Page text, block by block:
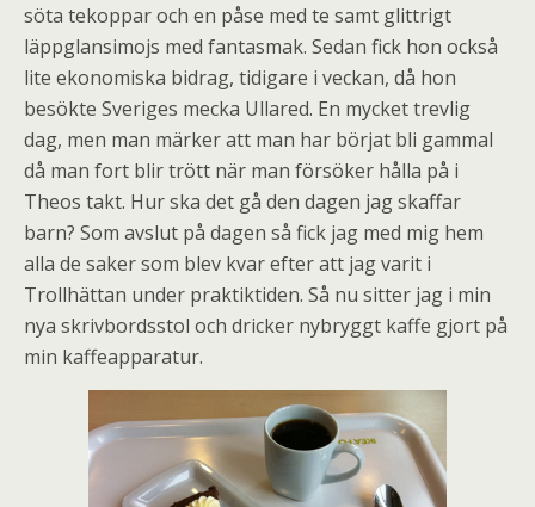
söta tekoppar och en påse med te samt glittrigt
läppglansimojs med fantasmak. Sedan fick hon också
lite ekonomiska bidrag, tidigare i veckan, då hon
besökte Sveriges mecka Ullared. En mycket trevlig
dag, men man märker att man har börjat bli gammal
då man fort blir trött när man försöker hålla på i
Theos takt. Hur ska det gå den dagen jag skaffar
barn? Som avslut på dagen så fick jag med mig hem
alla de saker som blev kvar efter att jag varit i
Trollhättan under praktiktiden. Så nu sitter jag i min
nya skrivbordsstol och dricker nybryggt kaffe gjort på
min kaffeapparatur.